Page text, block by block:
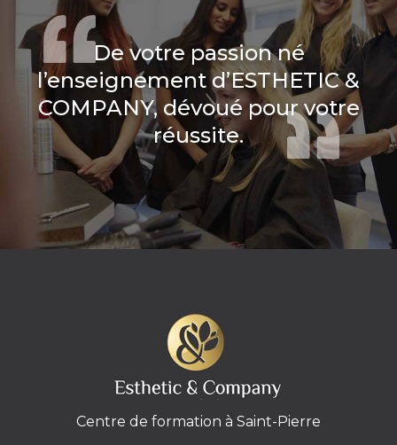
De votre passion né
l’enseignement d’ESTHETIC &
COMPANY, dévoué pour votre
réussite.
Centre de formation à Saint-Pierre